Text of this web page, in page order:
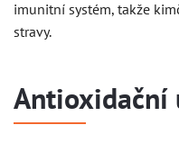
imunitní systém, takže
stravy.
Antioxidační